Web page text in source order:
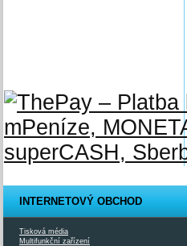
INTERNETOVÝ OBCHOD
Tisková média
Multifunkční zařízení